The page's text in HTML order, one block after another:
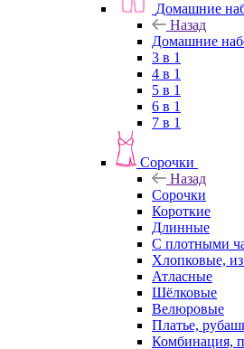
Домашние
Назад
Домашние
3 в 1
4 в 1
5 в 1
6 в 1
7 в 1
Сорочки
Назад
Сорочки
Короткие
Длинные
С плотными
Хлопковые,
Атласные
Шёлковые
Велюровые
Платье,
Комбинация,